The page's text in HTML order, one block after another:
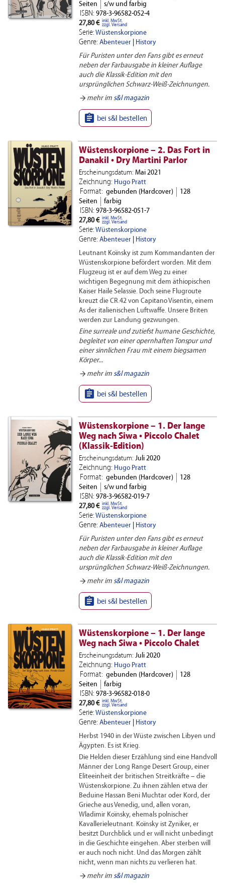
Seiten
s/w und farbig
ISBN: 978-3-96582-052-4
27,80 € inkl. MwSt.
zzgl. Versand
Serie: Wüstenskorpione
Genre: Abenteuer| History
Für Puristen unter den Fans gibt es erneut
neben der Farbausgabe in kleiner Auflage
auch die Klassik-Edition mit den
ursprünglichen Schwarz-Weiß-Zeichnungen.
arrow_forward mehr im s&l magazin
 bei s&l bestellen
Wüstenskorpione – 2. Das Fort in
Danakil • Dry Martini Parlor
Erscheinungsdatum: Mai 2021
Zeichnung: Hugo Pratt
Format: gebunden (Hardcover)
128
Seiten
farbig
ISBN: 978-3-96582-051-7
27,80 € inkl. MwSt.
zzgl. Versand
Serie: Wüstenskorpione
Genre: Abenteuer| History
Leutnant Koïnsky ist zum Kommandanten der
Wüstenskorpione befördert worden. Mit dem
Flugzeug ist er auf dem Weg zu einer
wichtigen Begegnung mit dem äthiopischen
Kaiser Haile Selassie. Doch seine Flugroute
kreuzt die CR.42 von Capitano Visentin, einem
As der italienischen Luftwaffe. Unsere Briten
werden zur Landung gezwungen.
Eine surreale und zutiefst humane Geschichte,
begleitet von einer opernhaften Tonspur und
einer sinnlichen Frau mit einem biegsamen
Körper...
arrow_forward mehr im s&l magazin
 bei s&l bestellen
Wüstenskorpione – 1. Der lange
Weg nach Siwa • Piccolo Chalet
(Klassik-Edition)
Erscheinungsdatum: Juli 2020
Zeichnung: Hugo Pratt
Format: gebunden (Hardcover)
128
Seiten
s/w und farbig
ISBN: 978-3-96582-019-7
27,80 € inkl. MwSt.
zzgl. Versand
Serie: Wüstenskorpione
Genre: Abenteuer| History
Für Puristen unter den Fans gibt es erneut
neben der Farbausgabe in kleiner Auflage
auch die Klassik-Edition mit den
ursprünglichen Schwarz-Weiß-Zeichnungen.
arrow_forward mehr im s&l magazin
 bei s&l bestellen
Wüstenskorpione – 1. Der lange
Weg nach Siwa • Piccolo Chalet
Erscheinungsdatum: Juli 2020
Zeichnung: Hugo Pratt
Format: gebunden (Hardcover)
128
Seiten
farbig
ISBN: 978-3-96582-018-0
27,80 € inkl. MwSt.
zzgl. Versand
Serie: Wüstenskorpione
Genre: Abenteuer| History
Herbst 1940 in der Wüste zwischen Libyen und
Ägypten. Es ist Krieg.
Die Helden dieser Erzählung sind eine Handvoll
Männer der Long Range Desert Group, einer
Eliteeinheit der britischen Streitkräfte – die
Wüstenskorpione. Zu ihnen zählen etwa der
Beduine Hassan Beni Muchtar oder Kord, der
Grieche aus Venedig, und, allen voran,
Wladimir Koïnsky, ehemals polnischer
Kavallerieleutnant. Koïnsky ist Zyniker, er
besitzt Durchblick und er will nicht unbedingt
in die Geschichte eingehen. Aber sterben will
er auch noch nicht. Und das Morgen zählt
nicht, wenn man nichts zu verlieren hat.
arrow_forward mehr im s&l magazin